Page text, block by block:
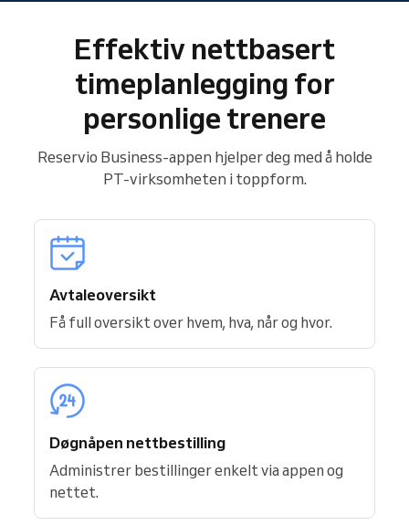
Effektiv nettbasert
timeplanlegging for
personlige trenere
Reservio Business-appen hjelper deg med å holde
PT-virksomheten i toppform.
Avtaleoversikt
Få full oversikt over hvem, hva, når og hvor.
Døgnåpen nettbestilling
Administrer bestillinger enkelt via appen og
nettet.